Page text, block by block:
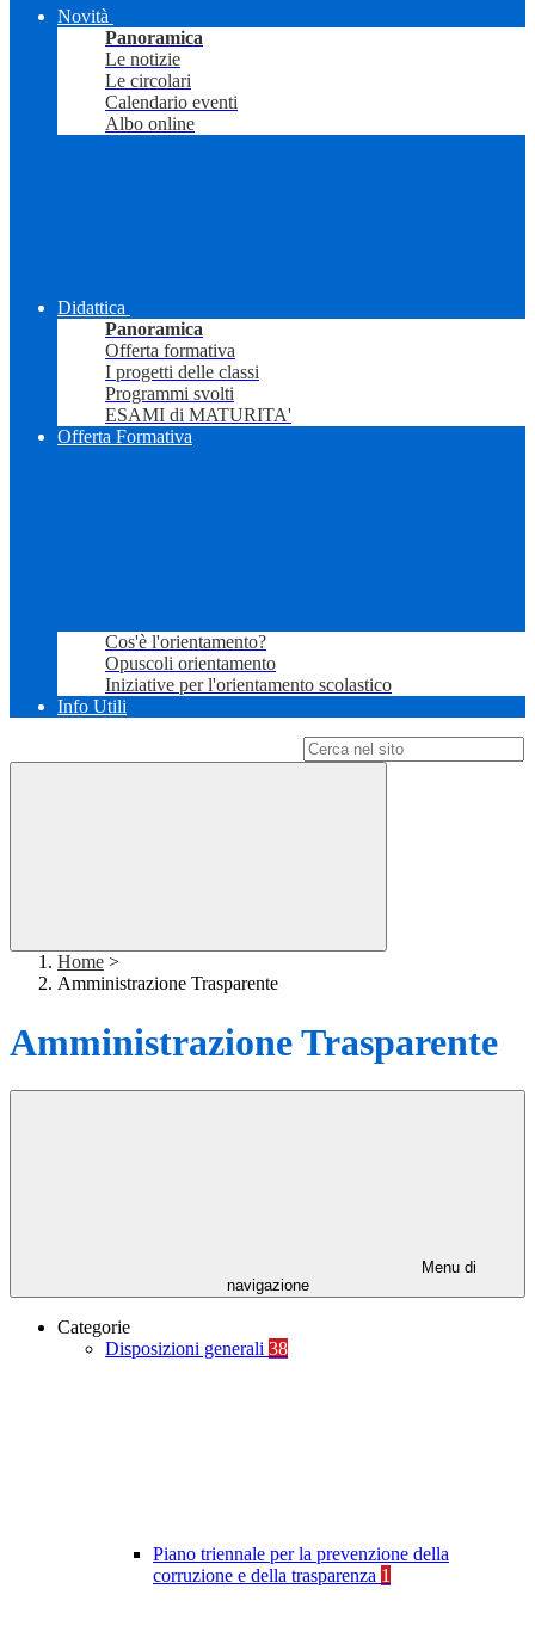
Novità
Panoramica
Le notizie
Le circolari
Calendario eventi
Albo online
Didattica
Panoramica
Offerta formativa
I progetti delle classi
Programmi svolti
ESAMI di MATURITA'
Offerta Formativa
Cos'è l'orientamento?
Opuscoli orientamento
Iniziative per l'orientamento scolastico
Info Utili
Home >
Amministrazione Trasparente
Amministrazione Trasparente
Menu di
navigazione
Categorie
Disposizioni generali 38
Piano triennale per la prevenzione della
corruzione e della trasparenza 1